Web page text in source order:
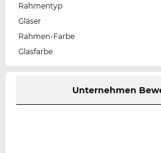
Rahmentyp
Gläser
Rahmen-Farbe
Glasfarbe
Unternehmen